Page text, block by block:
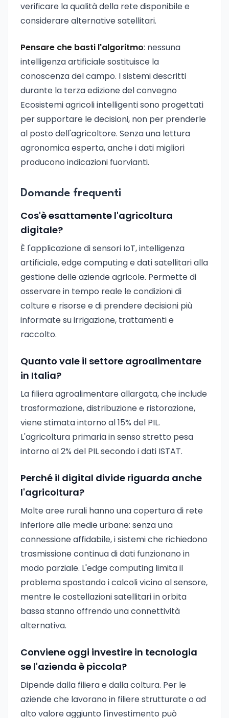
verificare la qualità della rete disponibile e
considerare alternative satellitari.
Pensare che basti l'algoritmo: nessuna
intelligenza artificiale sostituisce la
conoscenza del campo. I sistemi descritti
durante la terza edizione del convegno
Ecosistemi agricoli intelligenti sono progettati
per supportare le decisioni, non per prenderle
al posto dell'agricoltore. Senza una lettura
agronomica esperta, anche i dati migliori
producono indicazioni fuorvianti.
Domande frequenti
Cos'è esattamente l'agricoltura
digitale?
È l'applicazione di sensori IoT, intelligenza
artificiale, edge computing e dati satellitari alla
gestione delle aziende agricole. Permette di
osservare in tempo reale le condizioni di
colture e risorse e di prendere decisioni più
informate su irrigazione, trattamenti e
raccolto.
Quanto vale il settore agroalimentare
in Italia?
La filiera agroalimentare allargata, che include
trasformazione, distribuzione e ristorazione,
viene stimata intorno al 15% del PIL.
L'agricoltura primaria in senso stretto pesa
intorno al 2% del PIL secondo i dati ISTAT.
Perché il digital divide riguarda anche
l'agricoltura?
Molte aree rurali hanno una copertura di rete
inferiore alle medie urbane: senza una
connessione affidabile, i sistemi che richiedono
trasmissione continua di dati funzionano in
modo parziale. L'edge computing limita il
problema spostando i calcoli vicino al sensore,
mentre le costellazioni satellitari in orbita
bassa stanno offrendo una connettività
alternativa.
Conviene oggi investire in tecnologia
se l'azienda è piccola?
Dipende dalla filiera e dalla coltura. Per le
aziende che lavorano in filiere strutturate o ad
alto valore aggiunto l'investimento può